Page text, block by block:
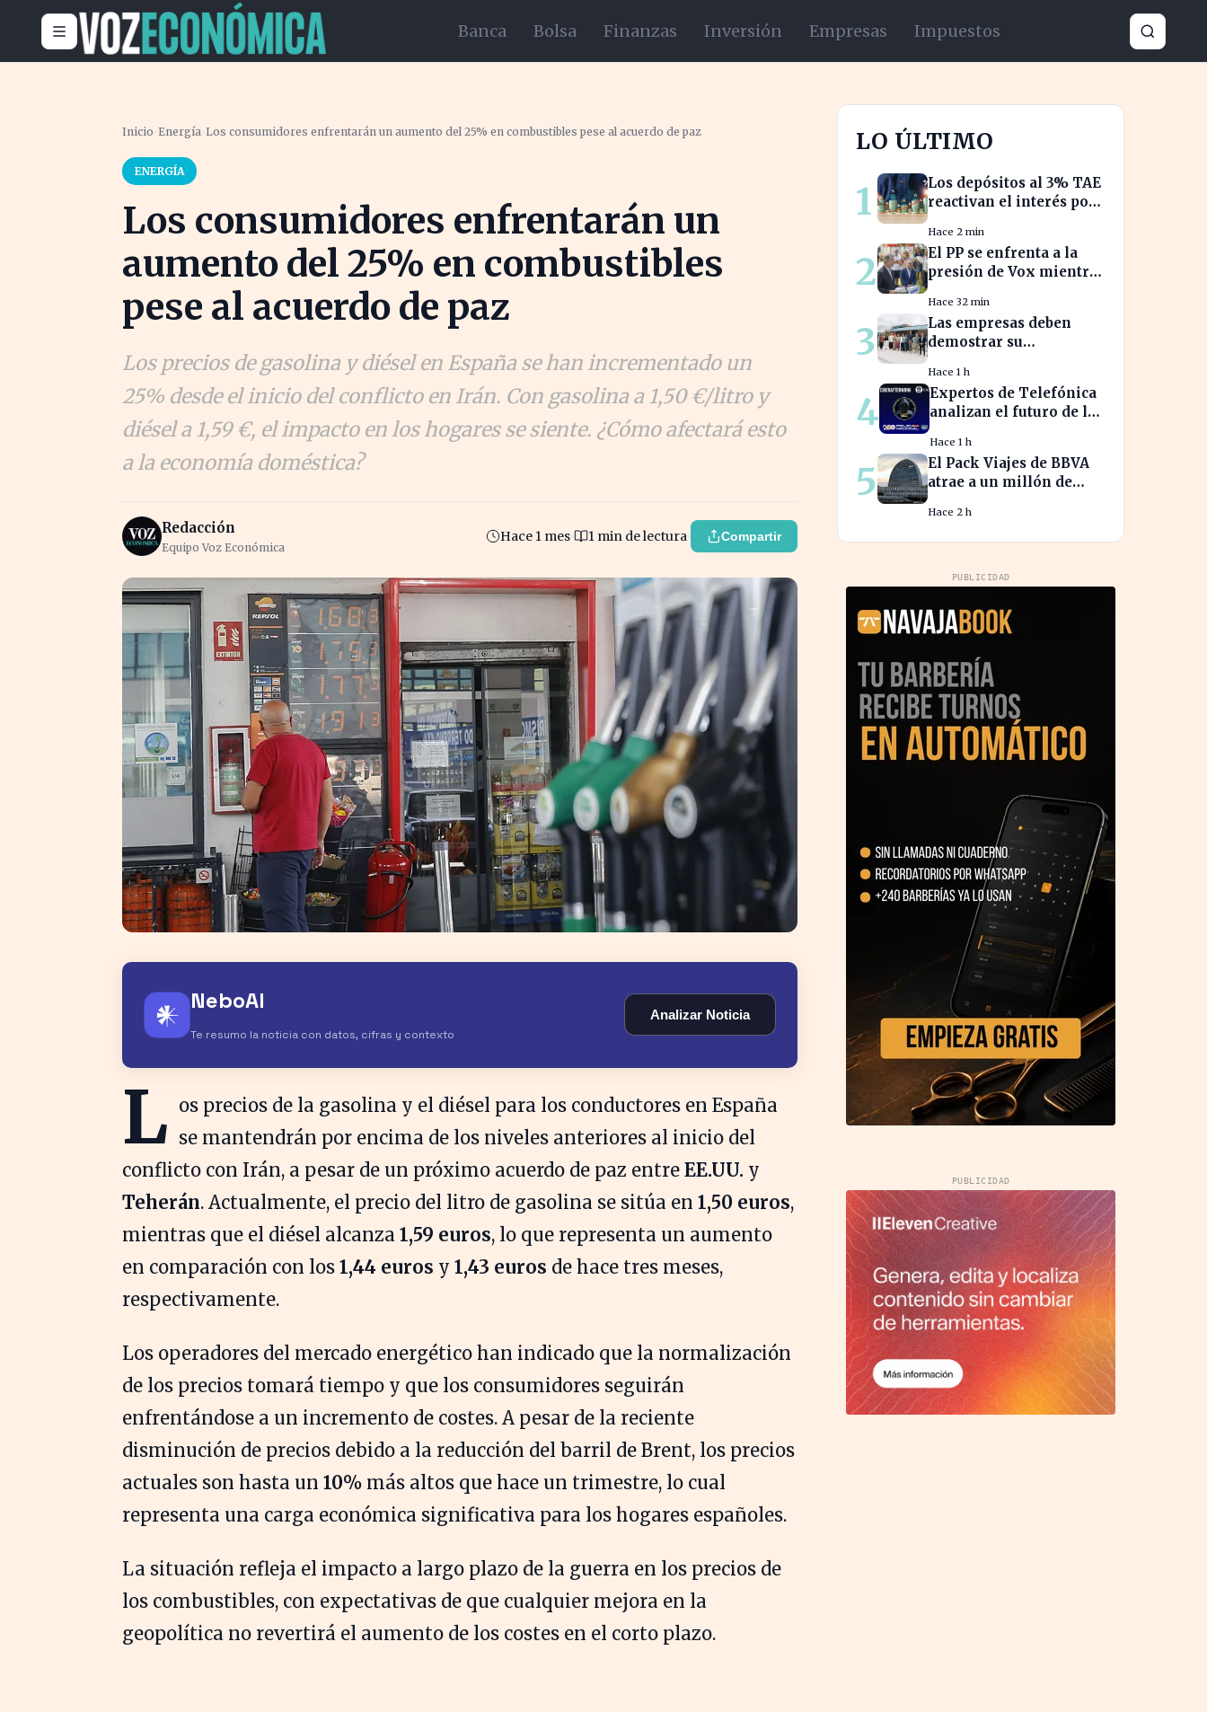
Banca Bolsa Finanzas Inversión Empresas Impuestos
Inicio ›Energía›Los consumidores enfrentarán un aumento del 25% en combustibles pese al acuerdo de paz
ENERGÍA
Los consumidores enfrentarán un
aumento del 25% en combustibles
pese al acuerdo de paz
Los precios de gasolina y diésel en España se han incrementado un
25% desde el inicio del conflicto en Irán. Con gasolina a 1,50 €/litro y
diésel a 1,59 €, el impacto en los hogares se siente. ¿Cómo afectará esto
a la economía doméstica?
Redacción
Equipo Voz Económica
Hace 1 mes 1 min de lectura Compartir
𒀭 NeboAI
Te resumo la noticia con datos, cifras y contexto
Analizar Noticia
L os precios de la gasolina y el diésel para los conductores en España
se mantendrán por encima de los niveles anteriores al inicio del
conflicto con Irán, a pesar de un próximo acuerdo de paz entre EE.UU. y
Teherán. Actualmente, el precio del litro de gasolina se sitúa en 1,50 euros,
mientras que el diésel alcanza 1,59 euros, lo que representa un aumento
en comparación con los 1,44 euros y 1,43 euros de hace tres meses,
respectivamente.
Los operadores del mercado energético han indicado que la normalización
de los precios tomará tiempo y que los consumidores seguirán
enfrentándose a un incremento de costes. A pesar de la reciente
disminución de precios debido a la reducción del barril de Brent, los precios
actuales son hasta un 10% más altos que hace un trimestre, lo cual
representa una carga económica significativa para los hogares españoles.
La situación refleja el impacto a largo plazo de la guerra en los precios de
los combustibles, con expectativas de que cualquier mejora en la
geopolítica no revertirá el aumento de los costes en el corto plazo.
LO ÚLTIMO
1
Los depósitos al 3% TAE
reactivan el interés por
Hace 2 min
2
El PP se enfrenta a la
presión de Vox mientras
migratoria en Ceuta
Hace 32 min
3
Las empresas deben
demostrar su
sostenibilidad para
evitar sanciones
Hace 1 h
4
Expertos de Telefónica
analizan el futuro de la
mundo cibernético
incierto
Hace 1 h
5
El Pack Viajes de BBVA
atrae a un millón de
comisiones en el
extranjero
Hace 2 h
PUBLICIDAD
PUBLICIDAD